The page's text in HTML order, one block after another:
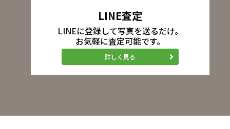
LINE査定
LINEに登録して写真を送るだけ。
お気軽に査定可能です。
詳しく見る